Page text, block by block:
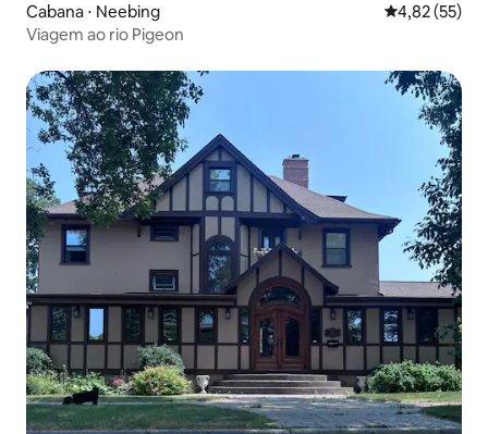
Cabana ⋅ Neebing 4,82 de uma
4,82 (55)
Viagem ao rio Pigeon